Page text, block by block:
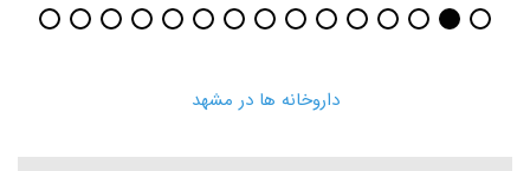
داروخانه ها در مشهد